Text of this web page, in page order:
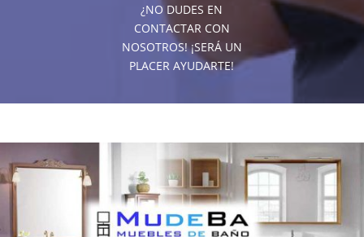
¿NO DUDES EN
CONTACTAR CON
NOSOTROS! ¡SERÁ UN
PLACER AYUDARTE!